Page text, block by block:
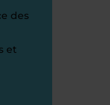
des
et